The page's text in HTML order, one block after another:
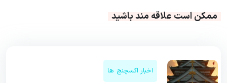
ممکن است علاقه مند باشید
اخبار اکسچنج ها